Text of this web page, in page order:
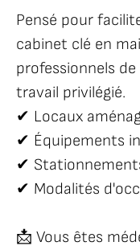
Pensé pour
cabinet clé en
professionnels
travail privilégié.
✔ Locaux
✔ Équipements
✔
✔ Modalités
📩 Vous êtes